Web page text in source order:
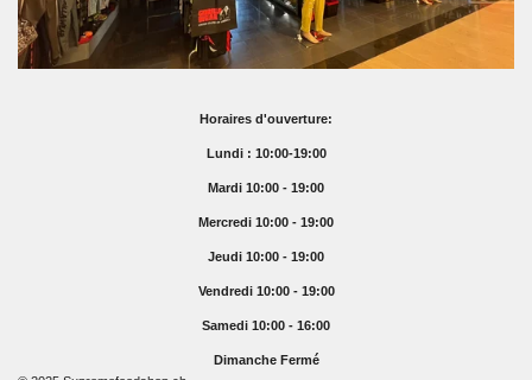
Horaires d'ouverture:
Lundi : 10:00-19:00
Mardi 10:00 - 19:00
Mercredi 10:00 - 19:00
Jeudi 10:00 - 19:00
Vendredi 10:00 - 19:00
Samedi 10:00 - 16:00
Dimanche Fermé